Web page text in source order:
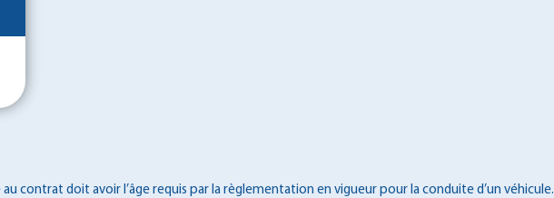
contrat doit avoir l’âge requis par la règlementation en vigueur pour la conduite d’un véhicule.